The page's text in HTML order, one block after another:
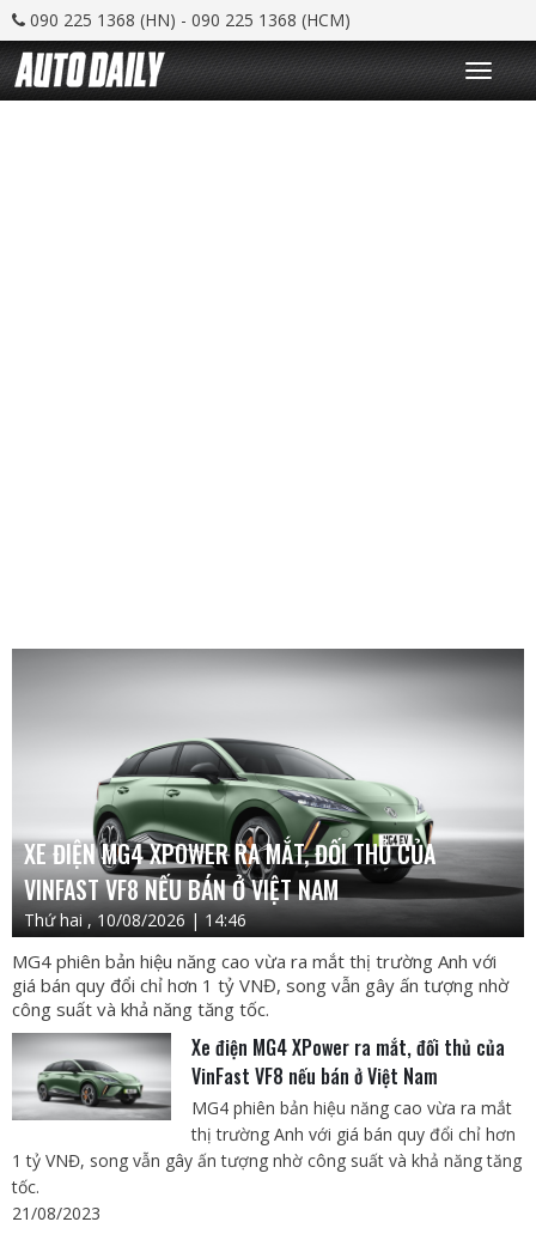
090 225 1368 (HN) - 090 225 1368 (HCM)
T
o
g
XE ĐIỆN MG4 XPOWER RA MẮT, ĐỐI THỦ CỦA
VINFAST VF8 NẾU BÁN Ở VIỆT NAM
Thứ hai , 10/08/2026 | 14:46
MG4 phiên bản hiệu năng cao vừa ra mắt thị trường Anh với
giá bán quy đổi chỉ hơn 1 tỷ VNĐ, song vẫn gây ấn tượng nhờ
công suất và khả năng tăng tốc.
Xe điện MG4 XPower ra mắt, đối thủ của
VinFast VF8 nếu bán ở Việt Nam
MG4 phiên bản hiệu năng cao vừa ra mắt
thị trường Anh với giá bán quy đổi chỉ hơn
1 tỷ VNĐ, song vẫn gây ấn tượng nhờ công suất và khả năng tăng
tốc.
21/08/2023